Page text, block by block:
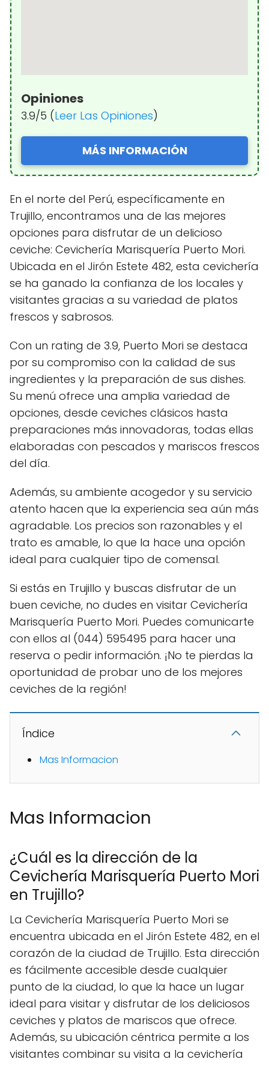
Opiniones
3.9/5 (Leer Las Opiniones)
MÁS INFORMACIÓN
En el norte del Perú, específicamente en
Trujillo, encontramos una de las mejores
opciones para disfrutar de un delicioso
ceviche: Cevichería Marisquería Puerto Mori.
Ubicada en el Jirón Estete 482, esta cevichería
se ha ganado la confianza de los locales y
visitantes gracias a su variedad de platos
frescos y sabrosos.
Con un rating de 3.9, Puerto Mori se destaca
por su compromiso con la calidad de sus
ingredientes y la preparación de sus dishes.
Su menú ofrece una amplia variedad de
opciones, desde ceviches clásicos hasta
preparaciones más innovadoras, todas ellas
elaboradas con pescados y mariscos frescos
del día.
Además, su ambiente acogedor y su servicio
atento hacen que la experiencia sea aún más
agradable. Los precios son razonables y el
trato es amable, lo que la hace una opción
ideal para cualquier tipo de comensal.
Si estás en Trujillo y buscas disfrutar de un
buen ceviche, no dudes en visitar Cevichería
Marisquería Puerto Mori. Puedes comunicarte
con ellos al (044) 595495 para hacer una
reserva o pedir información. ¡No te pierdas la
oportunidad de probar uno de los mejores
ceviches de la región!
Índice
Mas Informacion
Mas Informacion
¿Cuál es la dirección de la
Cevichería Marisquería Puerto Mori
en Trujillo?
La Cevichería Marisquería Puerto Mori se
encuentra ubicada en el Jirón Estete 482, en el
corazón de la ciudad de Trujillo. Esta dirección
es fácilmente accesible desde cualquier
punto de la ciudad, lo que la hace un lugar
ideal para visitar y disfrutar de los deliciosos
ceviches y platos de mariscos que ofrece.
Además, su ubicación céntrica permite a los
visitantes combinar su visita a la cevichería